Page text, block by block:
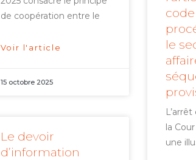
de coopération entre le
Voir l'article
15 octobre 2025
le
la
une
Le devoir
d’information